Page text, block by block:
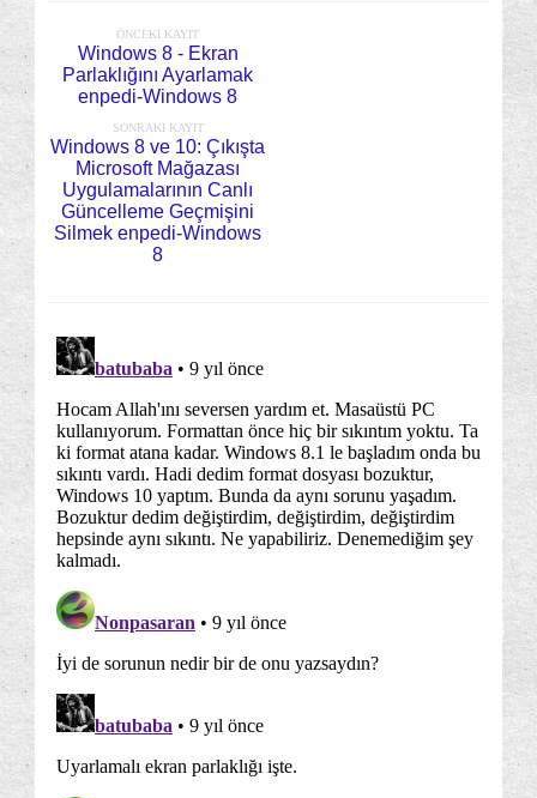
ÖNCEKI KAYIT
Windows 8 - Ekran
Parlaklığını Ayarlamak
enpedi-Windows 8
SONRAKI KAYIT
Windows 8 ve 10: Çıkışta
Microsoft Mağazası
Uygulamalarının Canlı
Güncelleme Geçmişini
Silmek enpedi-Windows
8